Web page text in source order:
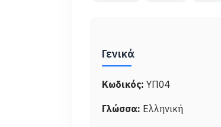
Γενικά
Κωδικός: ΥΠ04
Γλώσσα: Ελληνική